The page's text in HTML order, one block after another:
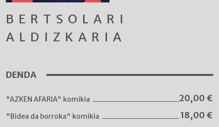
BERTSOLARI
ALDIZKARIA
DENDA
"AZKEN AFARIA" komikia 20,00 €
"Bidea da borroka" komikia 18,00 €